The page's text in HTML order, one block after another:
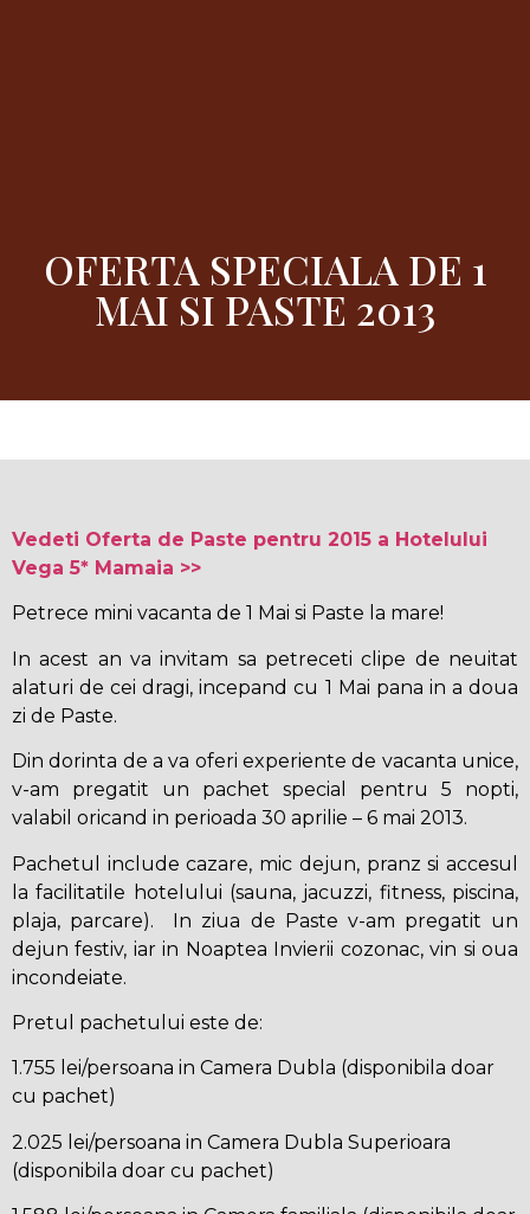
OFERTA SPECIALA DE 1
MAI SI PASTE 2013
Vedeti Oferta de Paste pentru 2015 a Hotelului
Vega 5* Mamaia >>
Petrece mini vacanta de 1 Mai si Paste la mare!
In acest an va invitam sa petreceti clipe de neuitat
alaturi de cei dragi, incepand cu 1 Mai pana in a doua
zi de Paste.
Din dorinta de a va oferi experiente de vacanta unice,
v-am pregatit un pachet special pentru 5 nopti,
valabil oricand in perioada 30 aprilie – 6 mai 2013.
Pachetul include cazare, mic dejun, pranz si accesul
la facilitatile hotelului (sauna, jacuzzi, fitness, piscina,
plaja, parcare). In ziua de Paste v-am pregatit un
dejun festiv, iar in Noaptea Invierii cozonac, vin si oua
incondeiate.
Pretul pachetului este de:
1.755 lei/persoana in Camera Dubla (disponibila doar
cu pachet)
2.025 lei/persoana in Camera Dubla Superioara
(disponibila doar cu pachet)